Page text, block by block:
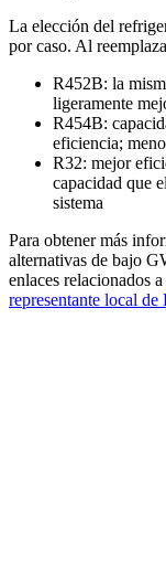
La elección del
por caso. Al
R452B: la
ligeramente
R454B:
eficiencia;
R32: mejor
capacidad que
sistema
Para obtener más
alternativas de bajo
enlaces relacionados
representante local de